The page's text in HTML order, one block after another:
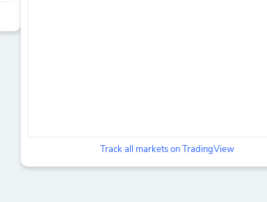
Track all markets on TradingView